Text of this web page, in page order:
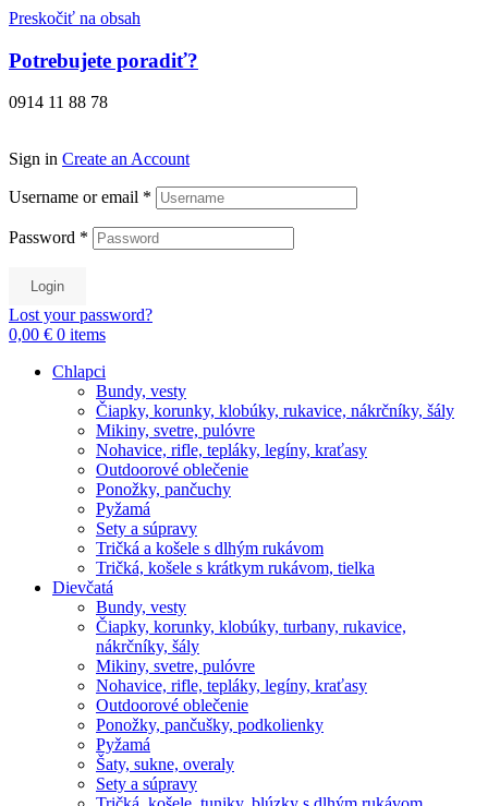
Preskočiť na obsah
Potrebujete poradiť?
0914 11 88 78
Sign in Create an Account
Username or email *
Password *
Login
Lost your password?
0,00 € 0 items
Chlapci
Bundy, vesty
Čiapky, korunky, klobúky, rukavice, nákrčníky, šály
Mikiny, svetre, pulóvre
Nohavice, rifle, tepláky, legíny, kraťasy
Outdoorové oblečenie
Ponožky, pančuchy
Pyžamá
Sety a súpravy
Tričká a košele s dlhým rukávom
Tričká, košele s krátkym rukávom, tielka
Dievčatá
Bundy, vesty
Čiapky, korunky, klobúky, turbany, rukavice,
nákrčníky, šály
Mikiny, svetre, pulóvre
Nohavice, rifle, tepláky, legíny, kraťasy
Outdoorové oblečenie
Ponožky, pančušky, podkolienky
Pyžamá
Šaty, sukne, overaly
Sety a súpravy